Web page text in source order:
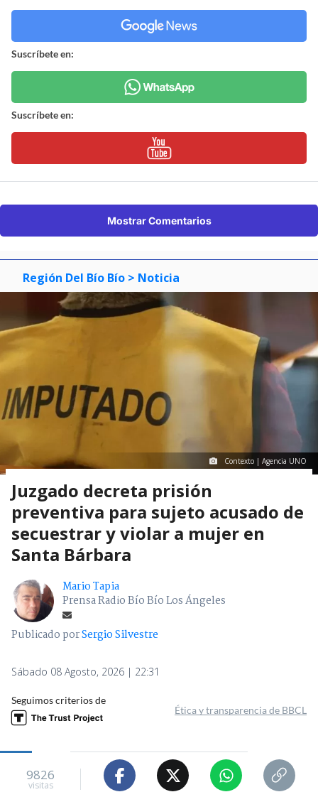
Suscríbete en:
Suscríbete en:
Mostrar Comentarios
Región Del Bío Bío > Noticia
Contexto | Agencia UNO
Juzgado decreta prisión
preventiva para sujeto acusado de
secuestrar y violar a mujer en
Santa Bárbara
Mario Tapia
Prensa Radio Bío Bío Los Ángeles
Publicado porSergio Silvestre
Sábado 08 Agosto, 2026 | 22:31
Seguimos criterios de
Ética y transparencia de BBCL
9826
visitas